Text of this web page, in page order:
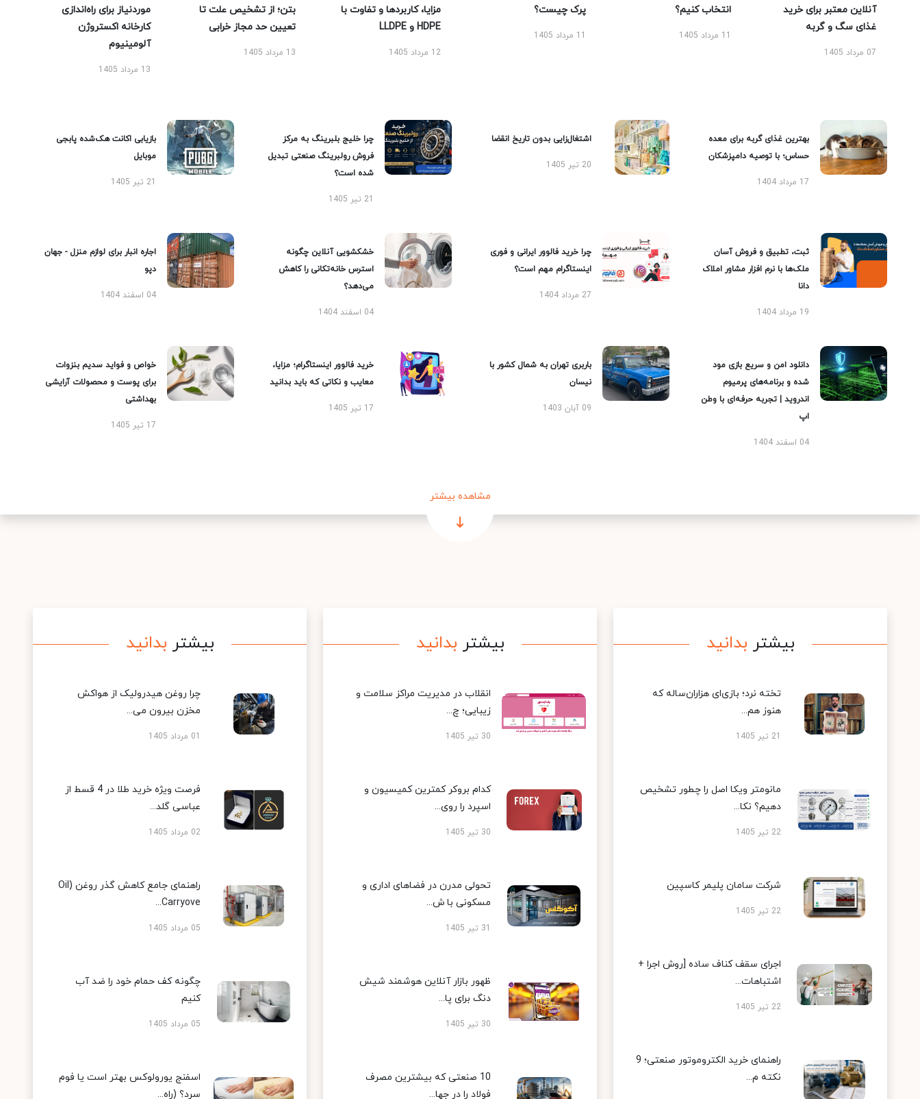
آنلاین معتبر برای خرید
غذای سگ و گربه
07 مرداد 1405
انتخاب کنیم؟
11 مرداد 1405
پرک چیست؟
11 مرداد 1405
مزایا، کاربردها و تفاوت با
HDPE و LLDPE
12 مرداد 1405
بتن؛ از تشخیص علت تا
تعیین حد مجاز خرابی
13 مرداد 1405
موردنیاز برای راه‌اندازی
کارخانه اکستروژن
آلومینیوم
13 مرداد 1405
بهترین غذای گربه برای معده
حساس؛ با توصیه دامپزشکان
17 مرداد 1404
اشتغال‌زایی بدون تاریخ انقضا
20 تیر 1405
چرا خلیج بلبرینگ به مرکز
فروش رولبرینگ صنعتی تبدیل
شده است؟
21 تیر 1405
بازیابی اکانت هک‌شده پابجی
موبایل
21 تیر 1405
ثبت، تطبیق و فروش آسان
ملک‌ها با نرم افزار مشاور املاک
دانا
19 مرداد 1404
چرا خرید فالوور ایرانی و فوری
اینستاگرام مهم است؟
27 مرداد 1404
خشکشویی آنلاین چگونه
استرس خانه‌تکانی را کاهش
می‌دهد؟
04 اسفند 1404
اجاره انبار برای لوازم منزل - جهان
دپو
04 اسفند 1404
دانلود امن و سریع بازی مود
شده و برنامه‌های پرمیوم
اندروید | تجربه حرفه‌ای با وطن
اپ
04 اسفند 1404
باربری تهران به شمال کشور با
نیسان
09 آبان 1403
خرید فالوور اینستاگرام؛ مزایا،
معایب و نکاتی که باید بدانید
17 تیر 1405
خواص و فواید سدیم بنزوات
برای پوست و محصولات آرایشی
بهداشتی
17 تیر 1405
مشاهده بیشتر
بیشتر بدانید
تخته نرد؛ بازی‌ای هزاران‌ساله که
هنوز هم...
21 تیر 1405
مانومتر ویکا اصل را چطور تشخیص
دهیم؟ نکا...
22 تیر 1405
شرکت سامان پلیمر کاسپین
22 تیر 1405
اجرای سقف کناف ساده [روش اجرا +
اشتباهات...
22 تیر 1405
راهنمای خرید الکتروموتور صنعتی؛ 9
نکته م...
بیشتر بدانید
انقلاب در مدیریت مراکز سلامت و
زیبایی؛ چ...
30 تیر 1405
کدام بروکر کمترین کمیسیون و
اسپرد را روی...
30 تیر 1405
تحولی مدرن در فضاهای اداری و
مسکونی با ش...
31 تیر 1405
ظهور بازار آنلاین هوشمند شیش
دنگ برای پا...
30 تیر 1405
10 صنعتی که بیشترین مصرف
فولاد را در جها...
بیشتر بدانید
چرا روغن هیدرولیک از هواکش
مخزن بیرون می...
01 مرداد 1405
فرصت ویژه خرید طلا در 4 قسط از
عباسی گلد...
02 مرداد 1405
راهنمای جامع کاهش گذر روغن (Oil
Carryove...
05 مرداد 1405
چگونه کف حمام خود را ضد آب
کنیم
05 مرداد 1405
اسفنج یورولوکس بهتر است یا فوم
سرد؟ (راه...